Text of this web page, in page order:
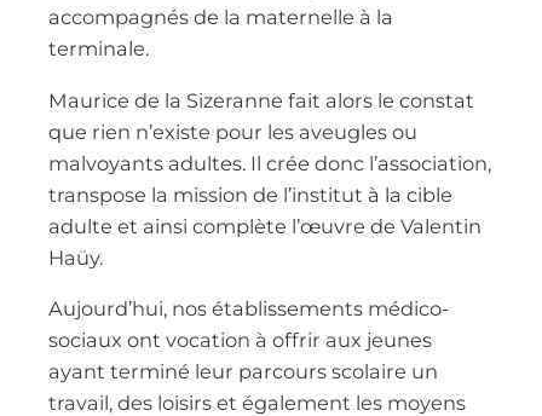
accompagnés de la maternelle à la
terminale.
Maurice de la Sizeranne fait alors le constat
que rien n’existe pour les aveugles ou
malvoyants adultes. Il crée donc l’association,
transpose la mission de l’institut à la cible
adulte et ainsi complète l’œuvre de Valentin
Haüy.
Aujourd’hui, nos établissements médico-
sociaux ont vocation à offrir aux jeunes
ayant terminé leur parcours scolaire un
travail, des loisirs et également les moyens